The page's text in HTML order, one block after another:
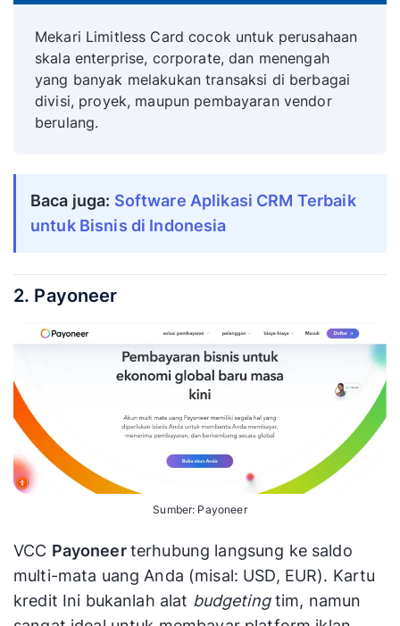
Mekari Limitless Card cocok untuk perusahaan
skala enterprise, corporate, dan menengah
yang banyak melakukan transaksi di berbagai
divisi, proyek, maupun pembayaran vendor
berulang.
Baca juga: Software Aplikasi CRM Terbaik
untuk Bisnis di Indonesia
2. Payoneer
Sumber: Payoneer
VCC Payoneerterhubung langsung ke saldo
multi-mata uang Anda (misal: USD, EUR). Kartu
kredit Ini bukanlah alat budgetingtim, namun